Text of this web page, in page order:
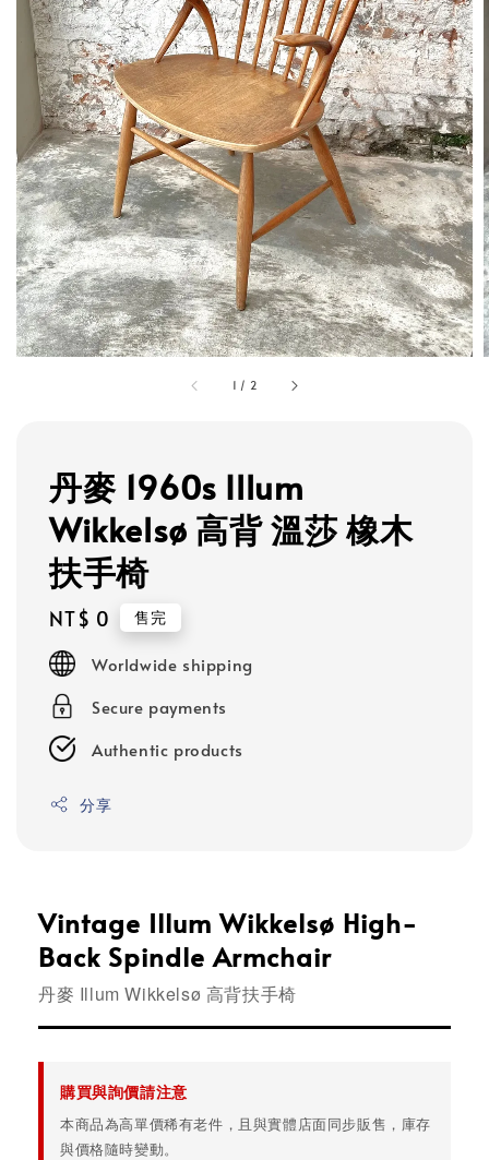
1 / 2
丹麥 1960s Illum
Wikkelsø 高背 溫莎 橡木
扶手椅
Regular
price
NT$ 0 售完
Worldwide shipping
Secure payments
Authentic products
分享
Vintage Illum Wikkelsø High-
Back Spindle Armchair
丹麥 Illum Wikkelsø 高背扶手椅
購買與詢價請注意
本商品為高單價稀有老件，且與實體店面同步販售，庫存
與價格隨時變動。